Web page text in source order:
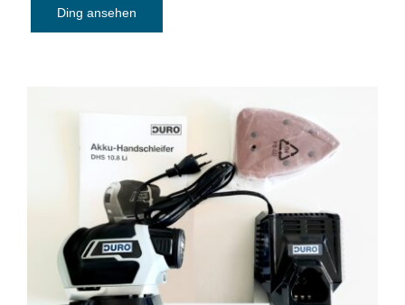
Ding ansehen
Akku-Handschleifer DURO DHS 10.8 Li
(dreieckig)